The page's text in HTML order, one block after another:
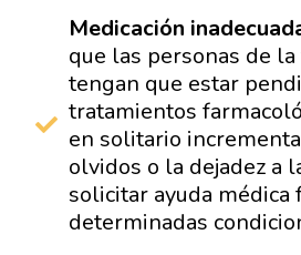
Medicación
que las personas de
tengan que estar
tratamientos
en solitario
olvidos o la dejadez a
solicitar ayuda médica
determinadas